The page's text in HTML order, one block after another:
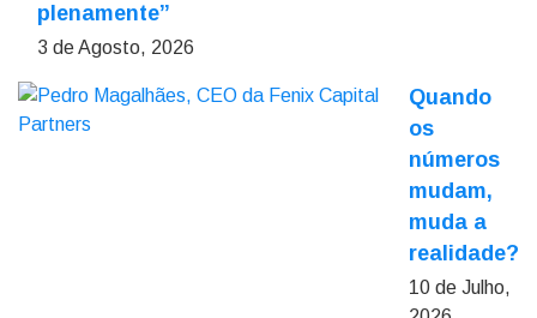
plenamente”
3 de Agosto, 2026
Quando
os
números
mudam,
muda a
realidade?
10 de Julho,